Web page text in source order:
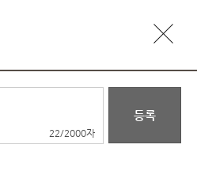
22/2000자